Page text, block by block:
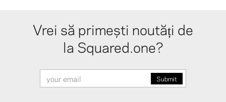
Vrei să primești noutăți de
la Squared.one?